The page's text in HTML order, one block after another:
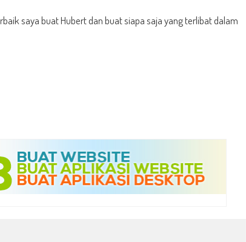
saya buat Hubert dan buat siapa saja yang terlibat dalam